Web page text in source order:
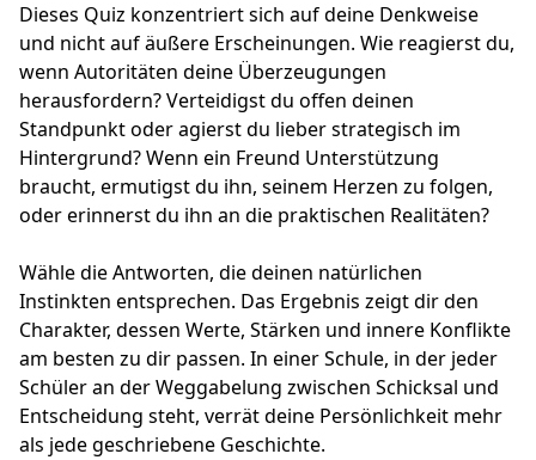
Dieses Quiz konzentriert sich auf deine Denkweise
und nicht auf äußere Erscheinungen. Wie reagierst du,
wenn Autoritäten deine Überzeugungen
herausfordern? Verteidigst du offen deinen
Standpunkt oder agierst du lieber strategisch im
Hintergrund? Wenn ein Freund Unterstützung
braucht, ermutigst du ihn, seinem Herzen zu folgen,
oder erinnerst du ihn an die praktischen Realitäten?
Wähle die Antworten, die deinen natürlichen
Instinkten entsprechen. Das Ergebnis zeigt dir den
Charakter, dessen Werte, Stärken und innere Konflikte
am besten zu dir passen. In einer Schule, in der jeder
Schüler an der Weggabelung zwischen Schicksal und
Entscheidung steht, verrät deine Persönlichkeit mehr
als jede geschriebene Geschichte.